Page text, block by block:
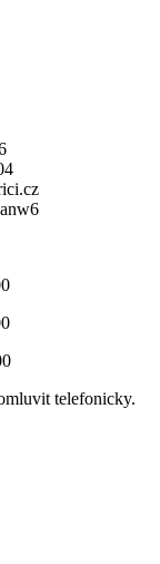
telefonicky.